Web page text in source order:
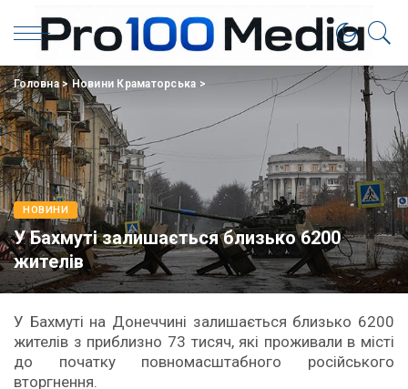
Головна>Новини Краматорська >
НОВИНИ
У Бахмуті залишається близько 6200
жителів
У Бахмуті на Донеччині залишається близько 6200
жителів з приблизно 73 тисяч, які проживали в місті
до початку повномасштабного російського
вторгнення.